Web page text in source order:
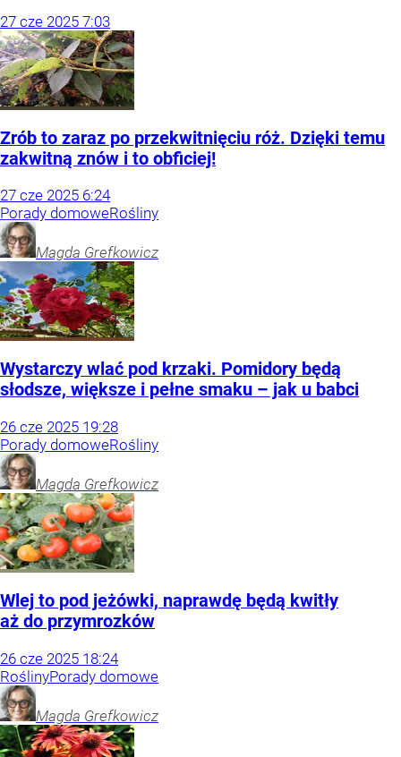
27 cze 2025 7:03
Zrób to zaraz po przekwitnięciu róż. Dzięki temu
zakwitną znów i to obficiej!
27 cze 2025 6:24
Porady domoweRośliny
Magda Grefkowicz
Wystarczy wlać pod krzaki. Pomidory będą
słodsze, większe i pełne smaku – jak u babci
26 cze 2025 19:28
Porady domoweRośliny
Magda Grefkowicz
Wlej to pod jeżówki, naprawdę będą kwitły
aż do przymrozków
26 cze 2025 18:24
RoślinyPorady domowe
Magda Grefkowicz